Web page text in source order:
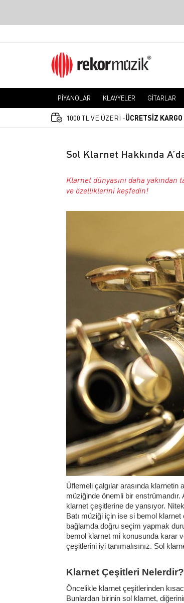
PİYANOLAR KLAVYELER GİTARLAR
1000 TL VE ÜZERİ -ÜCRETSİZ KARGO
Sol Klarnet Hakkında
Klarnet dünyasını daha
ve özelliklerini keşfedin!
Üflemeli çalgılar arasında klarnetin
müziğinde önemli bir
klarnet çeşitlerine de yansıyor.
Batı müziği için ise si bemol
bağlamda doğru seçim yapmak
bemol klarnet mi konusunda karar
çeşitlerini iyi tanımalısınız. Sol
Klarnet Çeşitleri Nelerdir?
Öncelikle klarnet çeşitlerinden
Bunlardan birinin sol klarnet,